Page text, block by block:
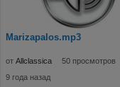
Marizapalos.mp3
от Allclassica
50 просмотров
9 года назад